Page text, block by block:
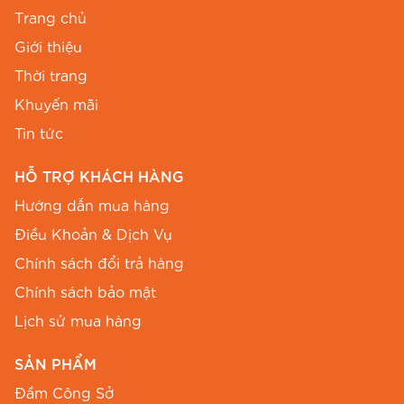
Người mẫu diện đầm chữ a cổ tròn phối ren BEMINE
Trang chủ
Giới thiệu
Thời trang
Khuyến mãi
Tin tức
HỖ TRỢ KHÁCH HÀNG
Hướng dẫn mua hàng
Điều Khoản & Dịch Vụ
Chính sách đổi trả hàng
Chính sách bảo mật
Lịch sử mua hàng
SẢN PHẨM
Đầm Công Sở